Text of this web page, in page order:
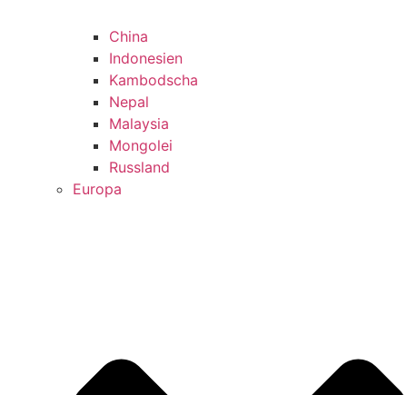
China
Indonesien
Kambodscha
Nepal
Malaysia
Mongolei
Russland
Europa